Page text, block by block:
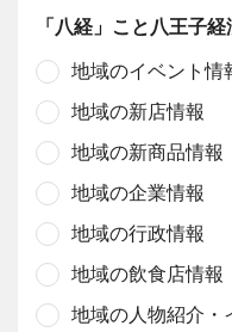
「八経」こと八王子
地域のイベント情
地域の新店情報
地域の新商品情報
地域の企業情報
地域の行政情報
地域の飲食店情報
地域の人物紹介・